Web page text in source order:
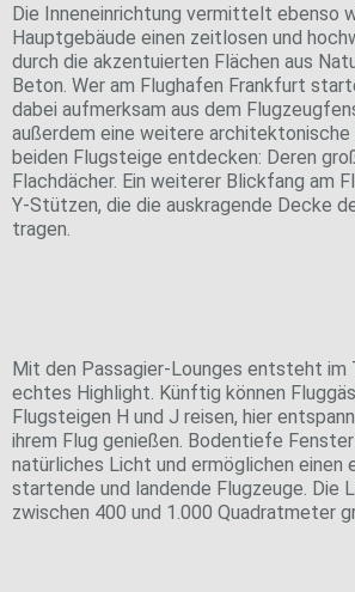
Die Inneneinrichtung vermittelt ebenso
Hauptgebäude einen zeitlosen und
durch die akzentuierten Flächen aus
Beton. Wer am Flughafen Frankfurt
dabei aufmerksam aus dem
außerdem eine weitere
beiden Flugsteige entdecken: Deren
Flachdächer. Ein weiterer Blickfang am
Y-Stützen, die die auskragende Decke
tragen.
Mit den Passagier-Lounges entsteht im
echtes Highlight. Künftig können
Flugsteigen H und J reisen, hier
ihrem Flug genießen. Bodentiefe
natürliches Licht und ermöglichen einen
startende und landende Flugzeuge. Die
zwischen 400 und 1.000 Quadratmeter